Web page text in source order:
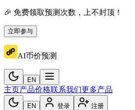
🎉 免费领取预测次数，上不封顶！
立即参与
AI币价预测
EN
主页产品价格联系我们更多产品
EN 登录 注册